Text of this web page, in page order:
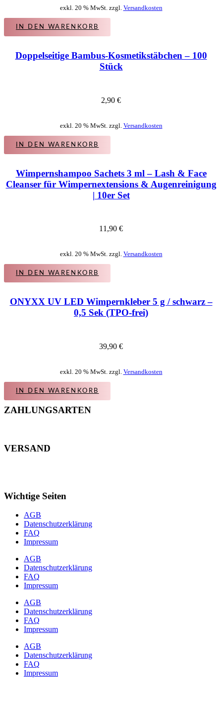
exkl. 20 % MwSt. zzgl. Versandkosten
IN DEN WARENKORB
Doppelseitige Bambus-Kosmetikstäbchen – 100
Stück
2,90 €
exkl. 20 % MwSt. zzgl. Versandkosten
IN DEN WARENKORB
Wimpernshampoo Sachets 3 ml – Lash & Face
Cleanser für Wimpernextensions & Augenreinigung
| 10er Set
11,90 €
exkl. 20 % MwSt. zzgl. Versandkosten
IN DEN WARENKORB
ONYXX UV LED Wimpernkleber 5 g / schwarz –
0,5 Sek (TPO-frei)
39,90 €
exkl. 20 % MwSt. zzgl. Versandkosten
IN DEN WARENKORB
ZAHLUNGSARTEN
VERSAND
Wichtige Seiten
AGB
Datenschutzerklärung
FAQ
Impressum
AGB
Datenschutzerklärung
FAQ
Impressum
AGB
Datenschutzerklärung
FAQ
Impressum
AGB
Datenschutzerklärung
FAQ
Impressum